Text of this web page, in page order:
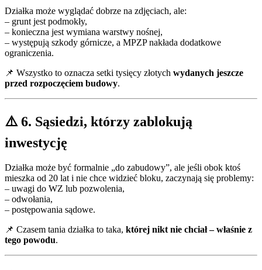
Działka może wyglądać dobrze na zdjęciach, ale:
– grunt jest podmokły,
– konieczna jest wymiana warstwy nośnej,
– występują szkody górnicze, a MPZP nakłada dodatkowe
ograniczenia.
📌 Wszystko to oznacza setki tysięcy złotych wydanych jeszcze
przed rozpoczęciem budowy.
⚠️ 6. Sąsiedzi, którzy zablokują
inwestycję
Działka może być formalnie „do zabudowy”, ale jeśli obok ktoś
mieszka od 20 lat i nie chce widzieć bloku, zaczynają się problemy:
– uwagi do WZ lub pozwolenia,
– odwołania,
– postępowania sądowe.
📌 Czasem tania działka to taka, której nikt nie chciał – właśnie z
tego powodu.